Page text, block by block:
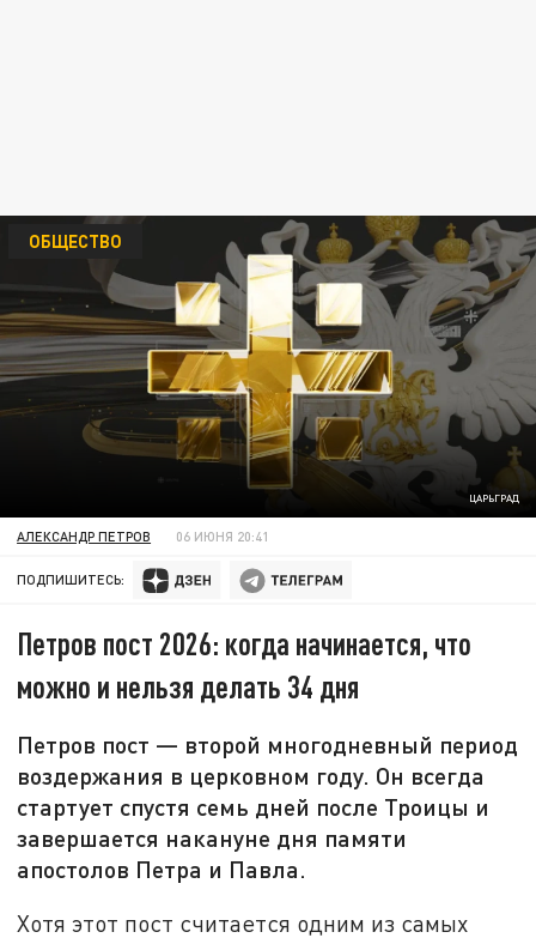
ЦАРЬГРАД
ОБЩЕСТВО
АЛЕКСАНДР ПЕТРОВ 06 ИЮНЯ 20:41
ПОДПИШИТЕСЬ:
Петров пост 2026: когда начинается, что
можно и нельзя делать 34 дня
Петров пост — второй многодневный период
воздержания в церковном году. Он всегда
стартует спустя семь дней после Троицы и
завершается накануне дня памяти
апостолов Петра и Павла.
Хотя этот пост считается одним из самых